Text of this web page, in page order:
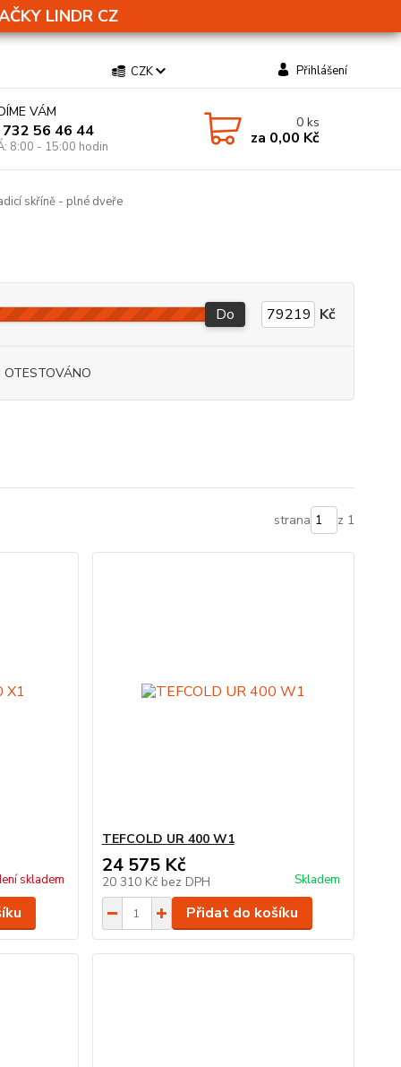
LINDR CZ
CZK Přihlášení
VÁM
56 46 44
8:00 - 15:00 hodin
0ks
za 0,00 Kč
skříně - plné dveře
Do Kč
OTESTOVÁNO
strana z 1
skladem
TEFCOLD UR 400 W1
24 575 Kč
20 310 Kč bez DPH Skladem
Přidat do košíku